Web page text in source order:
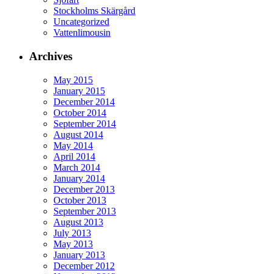
Stockholms Skärgård
Uncategorized
Vattenlimousin
Archives
May 2015
January 2015
December 2014
October 2014
September 2014
August 2014
May 2014
April 2014
March 2014
January 2014
December 2013
October 2013
September 2013
August 2013
July 2013
May 2013
January 2013
December 2012